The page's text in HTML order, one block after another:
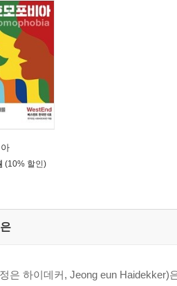
(10% 할인)
은 하이데커, Jeong eun